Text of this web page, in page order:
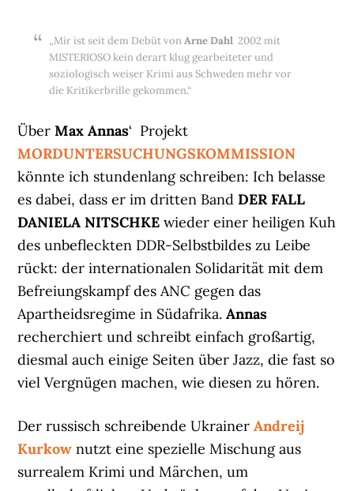
„Mir ist seit dem Debüt vonArne Dahl 2002 mit
MISTERIOSO kein derart klug gearbeiteter und
soziologisch weiser Krimi aus Schweden mehr vor
die Kritikerbrille gekommen.“
ÜberMax Annas‘ Projekt
MORDUNTERSUCHUNGSKOMMISSION
könnte ich stundenlang schreiben: Ich belasse
es dabei, dass er im dritten BandDER FALL
DANIELA NITSCHKE wieder einer heiligen Kuh
des unbefleckten DDR-Selbstbildes zu Leibe
rückt: der internationalen Solidarität mit dem
Befreiungskampf des ANC gegen das
Apartheidsregime in Südafrika.Annas
recherchiert und schreibt einfach großartig,
diesmal auch einige Seiten über Jazz, die fast so
viel Vergnügen machen, wie diesen zu hören.
Der russisch schreibende UkrainerAndreij
Kurkow nutzt eine spezielle Mischung aus
surrealem Krimi und Märchen, um